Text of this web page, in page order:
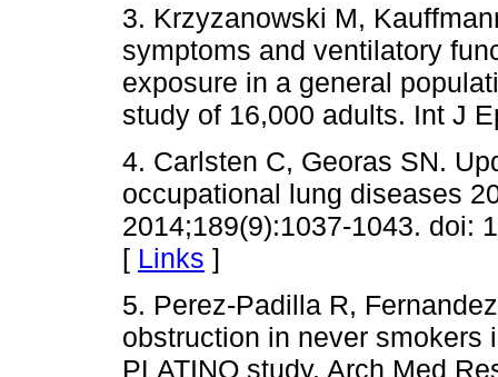
3. Krzyzanowski M,
symptoms and ventilatory
exposure in a general
study of 16,000 adults. Int J
4. Carlsten C, Georas SN.
occupational lung diseases
2014;189(9):1037-1043. doi:
[ Links ]
5. Perez-Padilla R,
obstruction in never smokers
PLATINO study. Arch Med